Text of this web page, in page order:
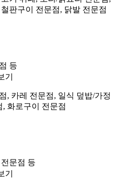
판구이 전문점, 닭발 전문점
등
기
, 카레 전문점, 일식 덮밥/가정
화로구이 전문점
문점 등
기